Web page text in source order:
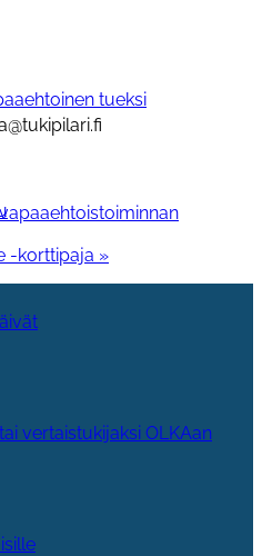
tueksi
vertaistukijaksi OLKAan
-korttipaja »